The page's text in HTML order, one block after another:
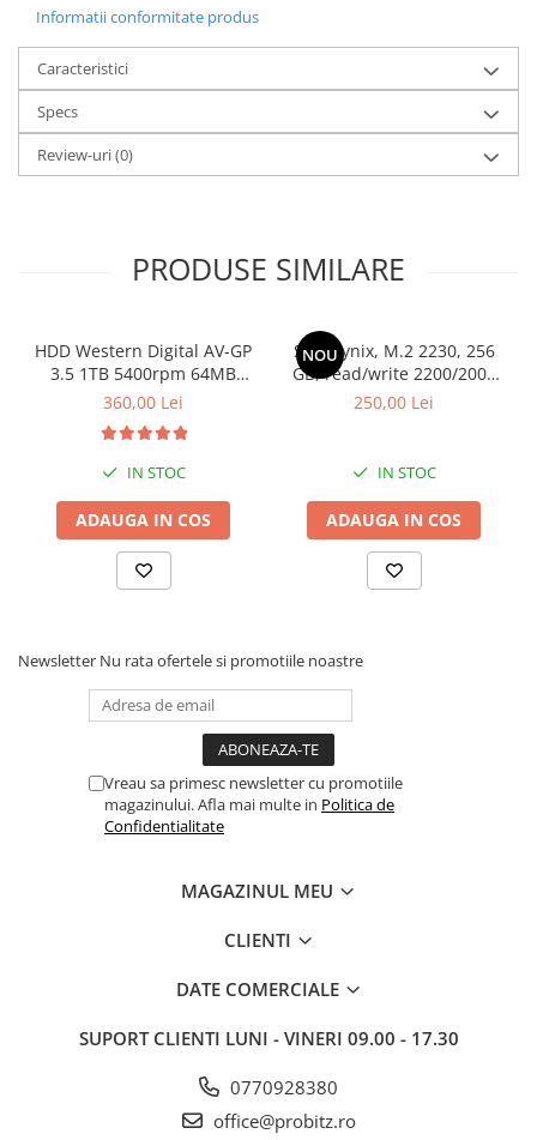
192-bit, 1 x HDMI, 3 x DisplayPort
Informatii conformitate produs
Caracteristici
Specs
Review-uri(0)
PRODUSE SIMILARE
HDD Western Digital AV-GP
3.5 1TB 5400rpm 64MB
SATA3 (WD10EURX)
360,00 Lei
IN STOC
ADAUGA IN COS
NOU
SSD Hynix, M.2 2230, 256
GB, read/write 2200/2000
MB/s, bulk
250,00 Lei
IN STOC
ADAUGA IN COS
Newsletter Nu rata ofertele si promotiile noastre
Vreau sa primesc newsletter cu promotiile
magazinului. Afla mai multe in Politica de
Confidentialitate
MAGAZINUL MEU
CLIENTI
DATE COMERCIALE
SUPORT CLIENTI LUNI - VINERI 09.00 - 17.30
0770928380
office@probitz.ro